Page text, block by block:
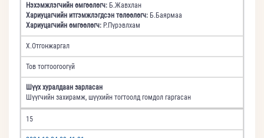
Нэхэмжлэгчийн өмгөөлөгч: Б.Жавхлан
Хариуцагчийн итгэмжлэгдсэн төлөөлөгч: Б.Баярмаа
Хариуцагчийн өмгөөлөгч: Р.Пүрэвлхам
Х.Отгонжаргал
Тов тогтоогоогүй
Шүүх хуралдаан зарласан
Шүүгчийн захирамж, шүүхийн тогтоолд гомдол гаргасан
15